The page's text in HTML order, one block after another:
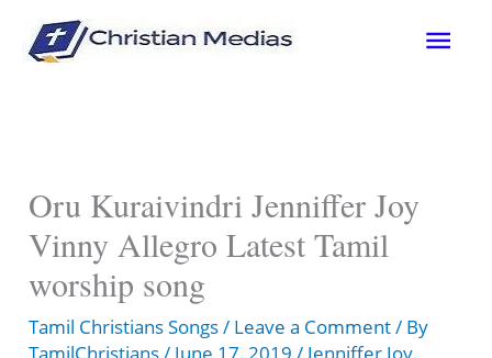
Oru Kuraivindri Jenniffer Joy
Vinny Allegro Latest Tamil
worship song
Tamil Christians Songs/ Leave a Comment/ By
TamilChristians/ June 17, 2019/ Jenniffer Joy,